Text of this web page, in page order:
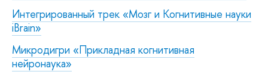
Интегрированный трек «Мозг и Когнитивные науки
iBrain»
Микродигри «Прикладная когнитивная
нейронаука»